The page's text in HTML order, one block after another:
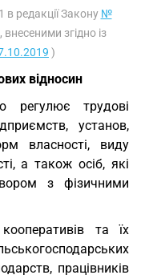
в редакції Закону №
внесеними згідно із
)
відносин
регулює трудові
установ,
власності, виду
а також осіб, які
з фізичними
та їх
працівників